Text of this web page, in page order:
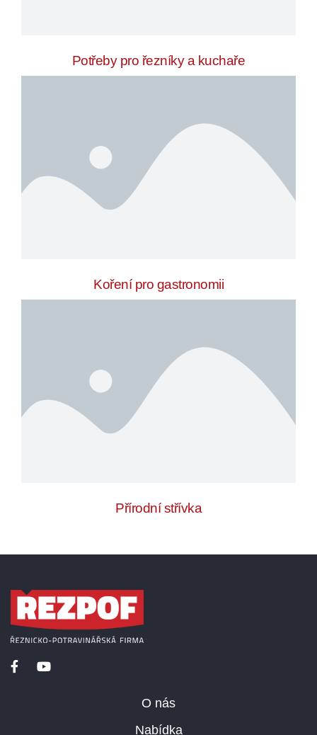
Potřeby pro řezníky a kuchaře
Koření pro gastronomii
Přírodní střívka
O nás
Nabídka